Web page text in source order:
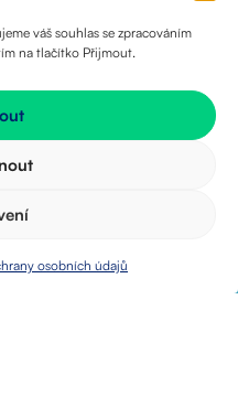
váš souhlas se zpracováním
na tlačítko Přijmout.
osobních údajů